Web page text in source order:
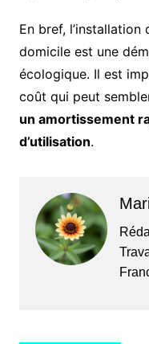
En bref, l’installation
domicile est une
écologique. Il est
coût qui peut
un amortissement
d’utilisation.